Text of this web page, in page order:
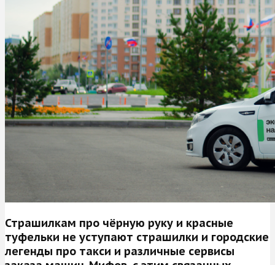
Страшилкам про чёрную руку и красные
туфельки не уступают страшилки и городские
легенды про такси и различные сервисы